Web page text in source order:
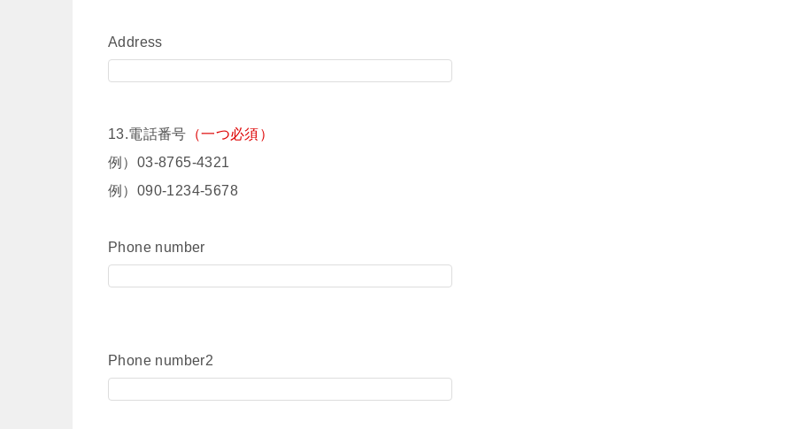
Address
13.電話番号 （一つ必須）
例）03-8765-4321
例）090-1234-5678
Phone number
Phone number2